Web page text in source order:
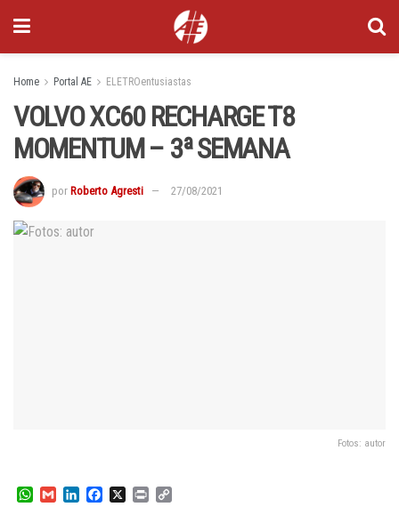
Home Portal AE ELETROentusiastas
VOLVO XC60 RECHARGE T8
MOMENTUM – 3ª SEMANA
por Roberto Agresti 27/08/2021
Fotos: autor
W